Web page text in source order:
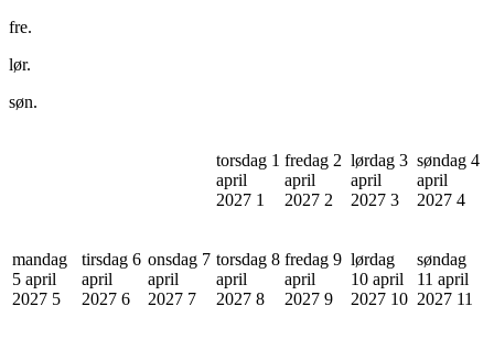
fre.
lør.
søn.
torsdag 1
april
2027 1
fredag 2
april
2027 2
lørdag 3
april
2027 3
søndag 4
april
2027 4
mandag
5 april
2027 5
tirsdag 6
april
2027 6
onsdag 7
april
2027 7
torsdag 8
april
2027 8
fredag 9
april
2027 9
lørdag
10 april
2027 10
søndag
11 april
2027 11